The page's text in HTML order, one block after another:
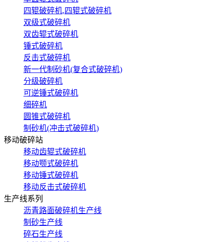
四辊破碎机,四辊式破碎机
双级式破碎机
双齿辊式破碎机
锤式破碎机
反击式破碎机
新一代制砂机(复合式破碎机)
分级破碎机
可逆锤式破碎机
细碎机
圆锥式破碎机
制砂机(冲击式破碎机)
移动破碎站
移动齿辊式破碎机
移动颚式破碎机
移动锤式破碎机
移动反击式破碎机
生产线系列
沥青路面破碎机生产线
制砂生产线
碎石生产线